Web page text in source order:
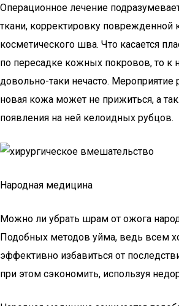
Операционное лечение
ткани, корректировку поврежденной
косметического шва. Что касается
по пересадке кожных покровов, то к
довольно-таки нечасто. Мероприятие
новая кожа может не прижиться, а
появления на ней келоидных рубцов.
Народная медицина
Можно ли убрать шрам от ожога
Подобных методов уйма, ведь всем
эффективно избавиться от
при этом сэкономить, используя